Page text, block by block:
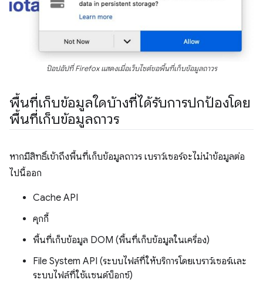
ป๊อปอัปที่ Firefox แสดงเมื่อเว็บไซต์ขอพื้นที่เก็บข้อมูลถาวร
พื้นที่เก็บข้อมูลใดบ้างที่ได้รับการปกป้องโดย
พื้นที่เก็บข้อมูลถาวร
หากมีสิทธิ์เข้าถึงพื้นที่เก็บข้อมูลถาวร เบราว์เซอร์จะไม่นำข้อมูลต่อ
ไปนี้ออก
Cache API
คุกกี้
พื้นที่เก็บข้อมูล DOM (พื้นที่เก็บข้อมูลในเครื่อง)
File System API (ระบบไฟล์ที่ให้บริการโดยเบราว์เซอร์และ
ระบบไฟล์ที่ใช้แซนด์บ็อกซ์)